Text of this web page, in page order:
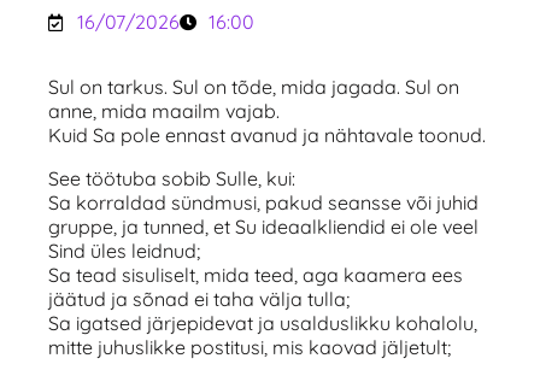
16/07/2026 16:00
Sul on tarkus. Sul on tõde, mida jagada. Sul on
anne, mida maailm vajab.
Kuid Sa pole ennast avanud ja nähtavale toonud.
See töötuba sobib Sulle, kui:
Sa korraldad sündmusi, pakud seansse või juhid
gruppe, ja tunned, et Su ideaalkliendid ei ole veel
Sind üles leidnud;
Sa tead sisuliselt, mida teed, aga kaamera ees
jäätud ja sõnad ei taha välja tulla;
Sa igatsed järjepidevat ja usalduslikku kohalolu,
mitte juhuslikke postitusi, mis kaovad jäljetult;